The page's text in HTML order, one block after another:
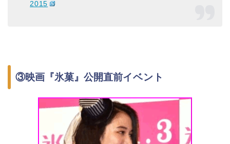
2015
③映画『氷菓』公開直前イベント